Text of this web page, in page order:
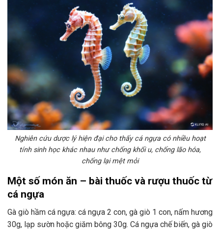
Nghiên cứu dược lý hiện đại cho thấy cá ngựa có nhiều hoạt
tính sinh học khác nhau như chống khối u, chống lão hóa,
chống lại mệt mỏi
Một số món ăn – bài thuốc và rượu thuốc từ
cá ngựa
Gà giò hầm cá ngựa: cá ngựa 2 con, gà giò 1 con, nấm hương
30g, lạp sườn hoặc giăm bông 30g. Cá ngựa chế biến, gà giò